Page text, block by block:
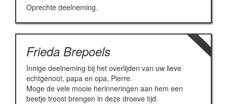
Oprechte deelneming.
Frieda Brepoels
Innige deelneming bij het overlijden van uw lieve
echtgenoot, papa en opa, Pierre.
Moge de vele mooie herinneringen aan hem een
beetje troost brengen in deze droeve tijd.